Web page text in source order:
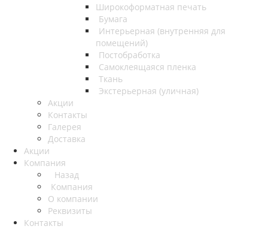
Широкоформатная печать
Бумага
Интерьерная (внутренняя для
помещений)
Постобработка
Самоклеящаяся пленка
Ткань
Экстерьерная (уличная)
Акции
Контакты
Галерея
Доставка
Акции
Компания
Назад
Компания
О компании
Реквизиты
Контакты